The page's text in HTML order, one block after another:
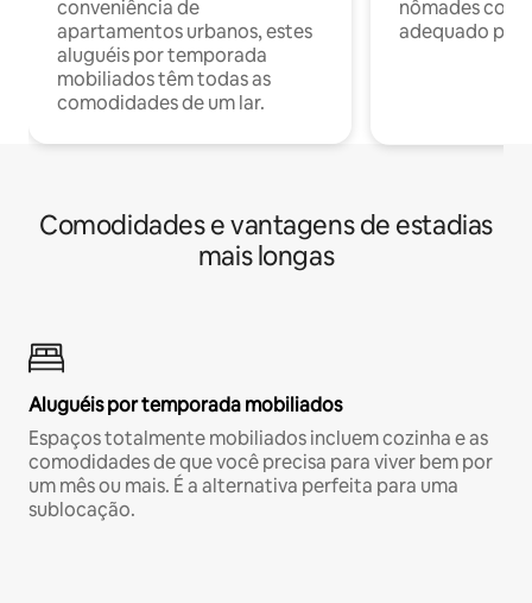
conveniência de
apartamentos urbanos, estes
aluguéis por temporada
mobiliados têm todas as
comodidades de um lar.
nômades com
adequado
Comodidades e vantagens de estadias
mais longas
Aluguéis por temporada mobiliados
Espaços totalmente mobiliados incluem cozinha e as
comodidades de que você precisa para viver bem por
um mês ou mais. É a alternativa perfeita para uma
sublocação.